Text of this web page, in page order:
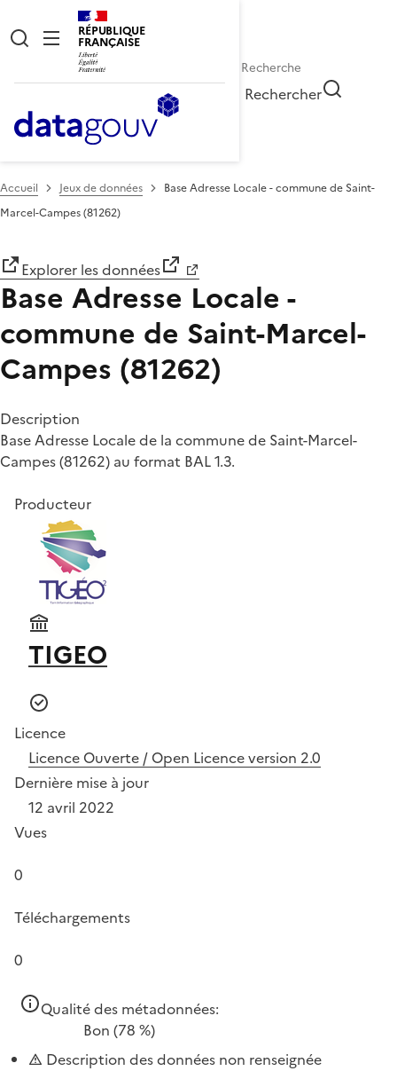
RÉPUBLIQUE
FRANÇAISE
Rechercher
Accueil Jeux de données
Base Adresse Locale - commune de Saint-
Marcel-Campes (81262)
Explorer les données
Base Adresse Locale -
commune de Saint-Marcel-
Campes (81262)
Description
Base Adresse Locale de la commune de Saint-Marcel-
Campes (81262) au format BAL 1.3.
Producteur
TIGEO
Licence
Licence Ouverte / Open Licence version 2.0
Dernière mise à jour
12 avril 2022
Vues
0
Téléchargements
0
Qualité des métadonnées:
Bon (78 %)
Description des données non renseignée